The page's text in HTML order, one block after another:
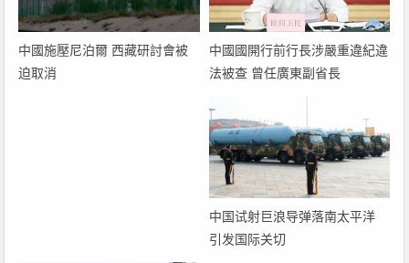
中國施壓尼泊爾 西藏研討會被
迫取消
中國國開行前行長涉嚴重違紀違
法被查 曾任廣東副省長
中国试射巨浪导弹落南太平洋
引发国际关切